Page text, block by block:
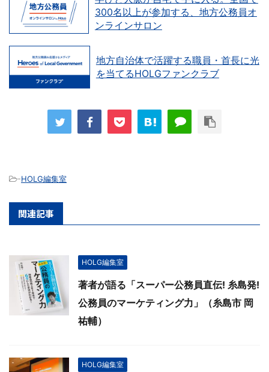
300名以上が参加する、地方公務員オ
ンラインサロン
地方自治体で活躍する職員・首長に光
を当てるHOLGファンクラブ
-HOLG編集室
関連記事
HOLG編集室
著者が語る「スーパー公務員直伝! 糸島発!
公務員のマーケティング力」（糸島市 岡
祐輔）
HOLG編集室